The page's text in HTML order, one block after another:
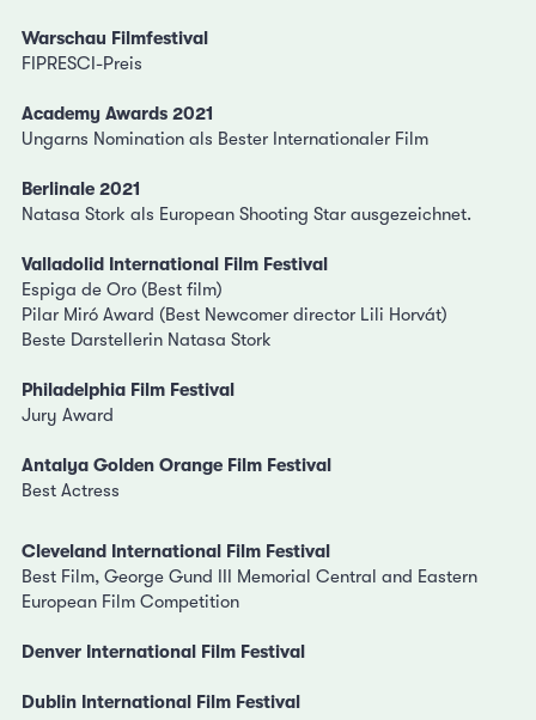
Warschau Filmfestival
FIPRESCI-Preis
Academy Awards 2021
Ungarns Nomination als Bester Internationaler Film
Berlinale 2021
Natasa Stork als European Shooting Star ausgezeichnet.
Valladolid International Film Festival
Espiga de Oro (Best film)
Pilar Miró Award (Best Newcomer director Lili Horvát)
Beste Darstellerin Natasa Stork
Philadelphia Film Festival
Jury Award
Antalya Golden Orange Film Festival
Best Actress
Cleveland International Film Festival
Best Film, George Gund III Memorial Central and Eastern
European Film Competition
Denver International Film Festival
Dublin International Film Festival